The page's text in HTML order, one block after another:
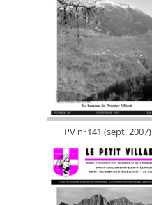
PV n°141 (sept. 2007)